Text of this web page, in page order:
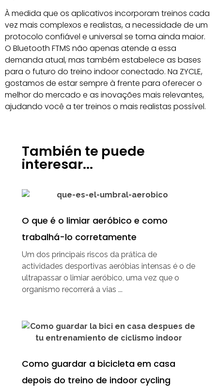
À medida que os aplicativos incorporam treinos cada
vez mais complexos e realistas, a necessidade de um
protocolo confiável e universal se torna ainda maior.
O Bluetooth FTMS não apenas atende a essa
demanda atual, mas também estabelece as bases
para o futuro do treino indoor conectado. Na ZYCLE,
gostamos de estar sempre à frente para oferecer o
melhor do mercado e as inovações mais relevantes,
ajudando você a ter treinos o mais realistas possível.
También te puede
interesar...
O que é o limiar aeróbico e como
trabalhá-lo corretamente
Um dos principais riscos da prática de
actividades desportivas aeróbias intensas é o de
ultrapassar o limiar aeróbico, uma vez que o
organismo recorrerá a vias ...
Como guardar a bicicleta em casa
depois do treino de indoor cycling